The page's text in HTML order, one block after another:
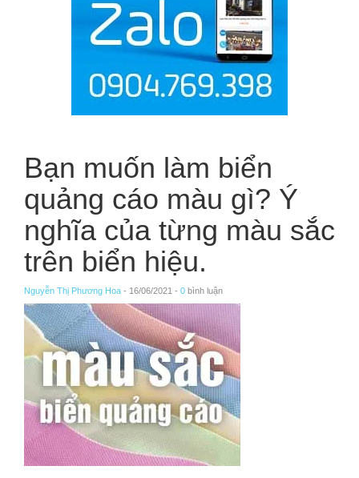
Bạn muốn làm biển
quảng cáo màu gì? Ý
nghĩa của từng màu sắc
trên biển hiệu.
Nguyễn Thị Phương Hoa - 16/06/2021 - 0 bình luận